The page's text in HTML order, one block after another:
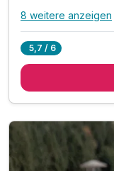
Alle
7 x reichhaltiges
inkl. Gondelfahrt
inkl. Verleih von
8 weitere anzeigen
5,7 / 6